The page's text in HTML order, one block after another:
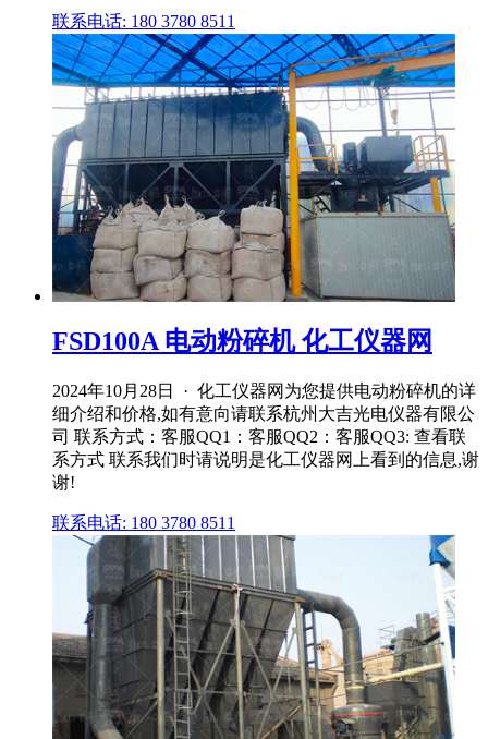
联系电话: 180 3780 8511
FSD100A 电动粉碎机 化工仪器网
2024年10月28日 · 化工仪器网为您提供电动粉碎机的详
细介绍和价格,如有意向请联系杭州大吉光电仪器有限公
司 联系方式：客服QQ1：客服QQ2：客服QQ3: 查看联
系方式 联系我们时请说明是化工仪器网上看到的信息,谢
谢!
联系电话: 180 3780 8511